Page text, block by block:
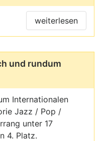
weiterlesen
und rundum
Internationalen
Jazz / Pop /
unter 17
4. Platz.